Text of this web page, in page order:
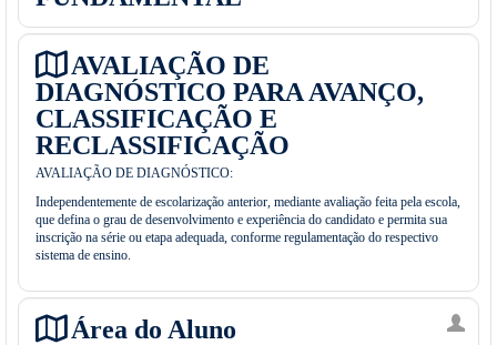
AVALIAÇÃO DE
DIAGNÓSTICO PARA AVANÇO,
CLASSIFICAÇÃO E
RECLASSIFICAÇÃO
AVALIAÇÃO DE DIAGNÓSTICO:
Independentemente de escolarização anterior, mediante avaliação feita pela escola,
que defina o grau de desenvolvimento e experiência do candidato e permita sua
inscrição na série ou etapa adequada, conforme regulamentação do respectivo
sistema de ensino.
Área do Aluno